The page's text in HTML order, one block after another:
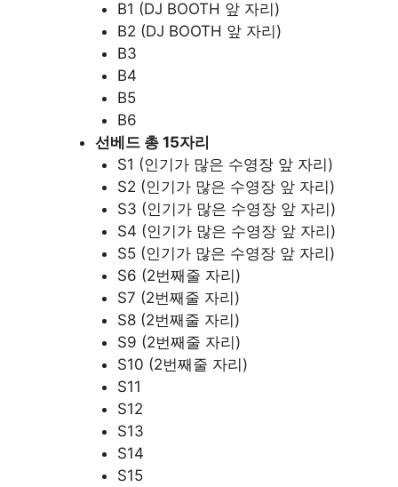
B1 (DJ BOOTH 앞 자리)
B2 (DJ BOOTH 앞 자리)
B3
B4
B5
B6
선베드 총 15자리
S1 (인기가 많은 수영장 앞 자리)
S2 (인기가 많은 수영장 앞 자리)
S3 (인기가 많은 수영장 앞 자리)
S4 (인기가 많은 수영장 앞 자리)
S5 (인기가 많은 수영장 앞 자리)
S6 (2번째줄 자리)
S7 (2번째줄 자리)
S8 (2번째줄 자리)
S9 (2번째줄 자리)
S10 (2번째줄 자리)
S11
S12
S13
S14
S15